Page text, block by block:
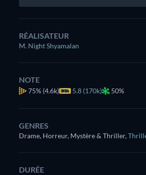
RÉALISATEUR
M. Night Shyamalan
NOTE
75% (4.6k) 5.8 (170k) 50%
GENRES
Drame, Horreur, Mystère & Thriller,
DURÉE